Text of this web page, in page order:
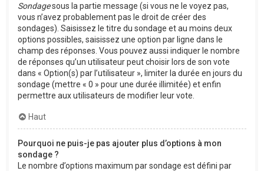
Sondagesous la partie message (si vous ne le voyez pas,
vous n’avez probablement pas le droit de créer des
sondages). Saisissez le titre du sondage et au moins deux
options possibles, saisissez une option par ligne dans le
champ des réponses. Vous pouvez aussi indiquer le nombre
de réponses qu’un utilisateur peut choisir lors de son vote
dans « Option(s) par l’utilisateur », limiter la durée en jours du
sondage (mettre « 0 » pour une durée illimitée) et enfin
permettre aux utilisateurs de modifier leur vote.
Haut
Pourquoi ne puis-je pas ajouter plus d’options à mon
sondage ?
Le nombre d’options maximum par sondage est défini par